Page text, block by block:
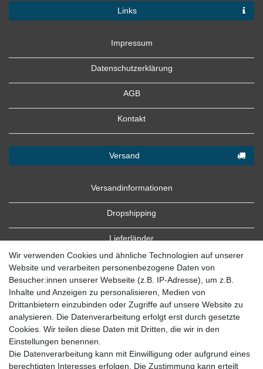
Links
Impressum
Datenschutzerklärung
AGB
Kontakt
Versand
Versandinformationen
Dropshipping
Lieferländer
Zahlung
Zahlungsbedingungen
Wir verwenden Cookies und ähnliche Technologien auf unserer
Website und verarbeiten personenbezogene Daten von
Besucher:innen unserer Webseite (z.B. IP-Adresse), um z.B.
Inhalte und Anzeigen zu personalisieren, Medien von
Drittanbietern einzubinden oder Zugriffe auf unsere Website zu
analysieren. Die Datenverarbeitung erfolgt erst durch gesetzte
Cookies. Wir teilen diese Daten mit Dritten, die wir in den
Einstellungen benennen.
Die Datenverarbeitung kann mit Einwilligung oder aufgrund eines
berechtigten Interesses erfolgen. Die Zustimmung kann erteilt